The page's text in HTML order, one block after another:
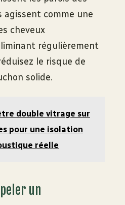
agissent comme une
cheveux
régulièrement
le risque de
solide.
double vitrage sur
pour une isolation
réelle
un